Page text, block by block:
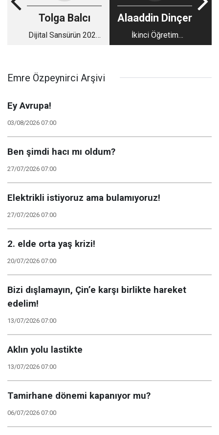
Tolga Balcı
Dijital Sansürün 2024
Alaaddin Dinçer
İkinci Öğretim
Kalkınca Kontenjanlar
Emre Özpeynirci Arşivi
Ey Avrupa!
03/08/2026 07:00
Ben şimdi hacı mı oldum?
27/07/2026 07:00
Elektrikli istiyoruz ama bulamıyoruz!
27/07/2026 07:00
2. elde orta yaş krizi!
20/07/2026 07:00
Bizi dışlamayın, Çin’e karşı birlikte hareket
edelim!
13/07/2026 07:00
Aklın yolu lastikte
13/07/2026 07:00
Tamirhane dönemi kapanıyor mu?
06/07/2026 07:00